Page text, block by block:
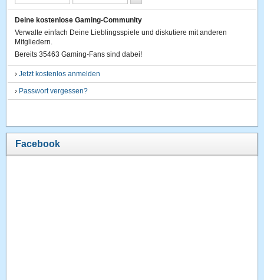
Deine kostenlose Gaming-Community
Verwalte einfach Deine Lieblingsspiele und diskutiere mit anderen
Mitgliedern.
Bereits 35463 Gaming-Fans sind dabei!
›Jetzt kostenlos anmelden
› Passwort vergessen?
Facebook